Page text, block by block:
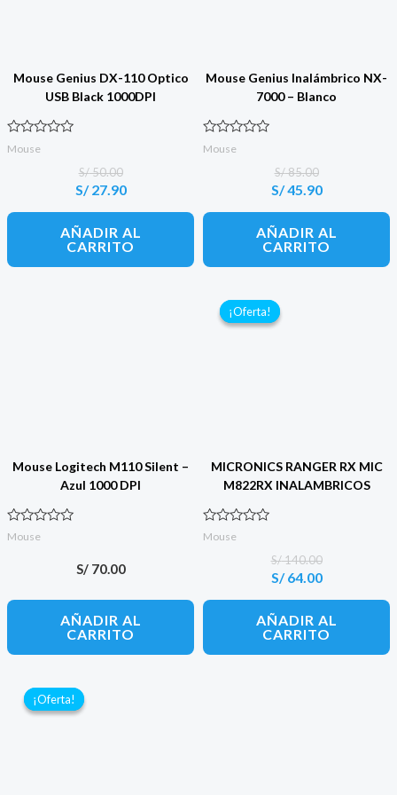
Mouse Genius DX-110 Optico
USB Black 1000DPI
Valorado con
Mouse
S/50.00
El
original
era:
S/ 50.00.
S/27.90
El
actual
es:
S/ 27.90.
AÑADIR AL
CARRITO
Mouse Genius Inalámbrico NX-
7000 – Blanco
Valorado con
Mouse
S/85.00
El
original
era:
S/ 85.00.
S/45.90
El
actual
es:
S/ 45.90.
AÑADIR AL
CARRITO
Mouse Logitech M110 Silent –
Azul 1000 DPI
Valorado con
Mouse
S/70.00
AÑADIR AL
CARRITO
¡Oferta!
¡Oferta!
MICRONICS RANGER RX MIC
M822RX INALAMBRICOS
Valorado con
Mouse
S/140.00
El
original
era:
S/ 140.00.
S/64.00
El
actual
es:
S/ 64.00.
AÑADIR AL
CARRITO
¡Oferta!
¡Oferta!